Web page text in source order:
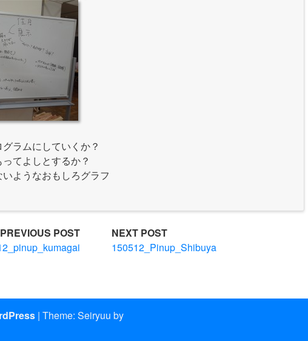
ラムにしていくか？
てよしとするか？
ようなおもしろグラフ
PREVIOUS POST
NEXT POST
150512_Pinup_Shibuya
| Theme: Seiryuu by